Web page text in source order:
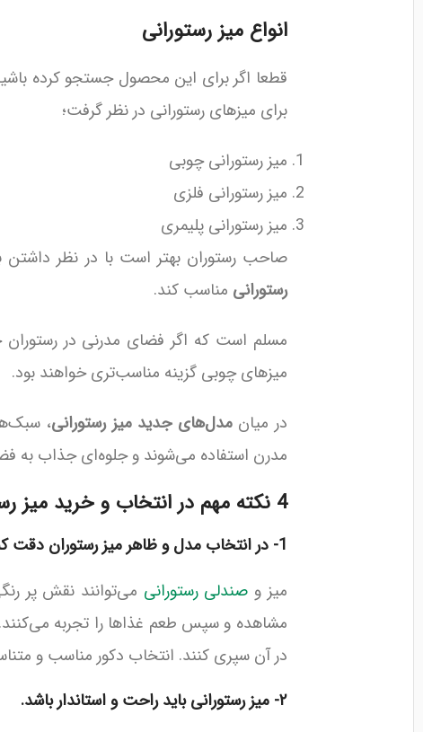
انواع میز رستورانی
قطعا اگر برای این محصول جستجو کرده
برای میزهای رستورانی در نظر گرفت؛
میز رستورانی چوبی
میز رستورانی فلزی
میز رستورانی پلیمری
صاحب رستوران بهتر است با در نظر
رستورانی مناسب کند.
مسلم است که اگر فضای مدرنی در رستوران
میزهای چوبی گزینه مناسب‌تری خواهند بود.
در میانمدل‌های جدید میز رستورانی،
مدرن استفاده می‌شوند و جلوه‌ای جذاب به
4 نکته مهم در انتخاب و خرید میز رستورانی
1- در انتخاب مدل و ظاهر میز رستوران دقت کنید.
میز و صندلی رستورانی می‌توانند نقش پر
مشاهده و سپس طعم غذاها را تجربه می‌کنند.
در آن سپری کنند. انتخاب دکور مناسب و
۲- میز رستورانی باید راحت و استاندار باشد.